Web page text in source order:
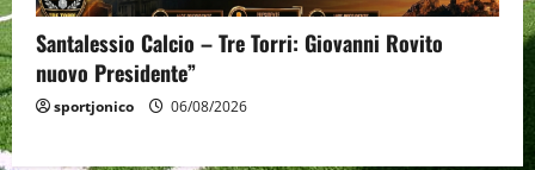
Santalessio Calcio – Tre Torri: Giovanni Rovito
nuovo Presidente”
sportjonico 06/08/2026